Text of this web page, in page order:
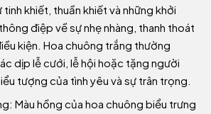
khiết, thuần khiết và những khởi
điệp về sự nhẹ nhàng, thanh thoát
kiện. Hoa chuông trắng thường
dịp lễ cưới, lễ hội hoặc tặng người
tượng của tình yêu và sự trân trọng.
Màu hồng của hoa chuông biểu trưng